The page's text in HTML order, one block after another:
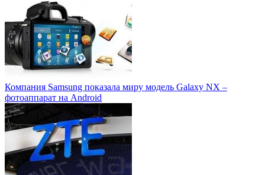
Компания Samsung показала миру модель Galaxy NX –
фотоаппарат на Android